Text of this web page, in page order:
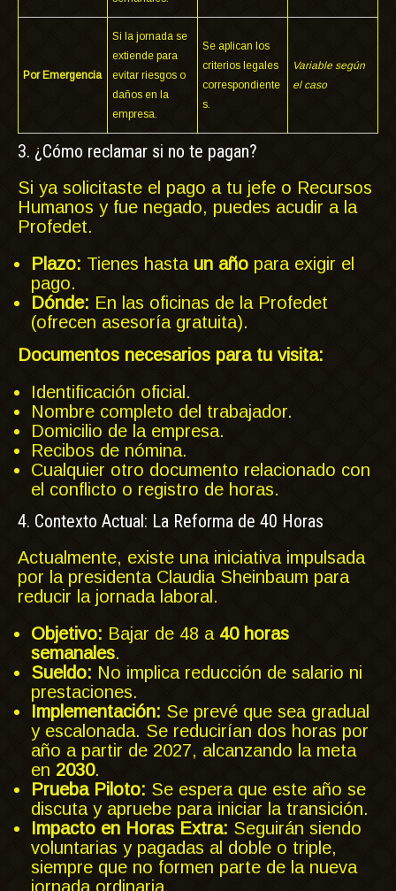
Por Emergencia
Si la jornada se
extiende para
evitar riesgos o
daños en la
empresa.
Se aplican los
criterios legales
correspondiente
s.
Variable según
el caso
3. ¿Cómo reclamar si no te pagan?
Si ya solicitaste el pago a tu jefe o Recursos
Humanos y fue negado, puedes acudir a la
Profedet.
Plazo: Tienes hasta un año para exigir el
pago.
Dónde: En las oficinas de la Profedet
(ofrecen asesoría gratuita).
Documentos necesarios para tu visita:
Identificación oficial.
Nombre completo del trabajador.
Domicilio de la empresa.
Recibos de nómina.
Cualquier otro documento relacionado con
el conflicto o registro de horas.
4. Contexto Actual: La Reforma de 40 Horas
Actualmente, existe una iniciativa impulsada
por la presidenta Claudia Sheinbaum para
reducir la jornada laboral.
Objetivo: Bajar de 48 a 40 horas
semanales.
Sueldo: No implica reducción de salario ni
prestaciones.
Implementación: Se prevé que sea gradual
y escalonada. Se reducirían dos horas por
año a partir de 2027, alcanzando la meta
en 2030.
Prueba Piloto: Se espera que este año se
discuta y apruebe para iniciar la transición.
Impacto en Horas Extra: Seguirán siendo
voluntarias y pagadas al doble o triple,
siempre que no formen parte de la nueva
jornada ordinaria.